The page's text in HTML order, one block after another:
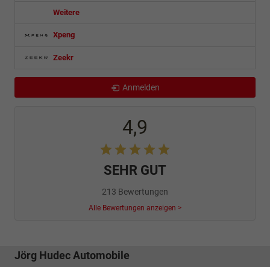
Weitere
Xpeng
Zeekr
Anmelden
4,9
SEHR GUT
213 Bewertungen
Alle Bewertungen anzeigen >
Jörg Hudec Automobile